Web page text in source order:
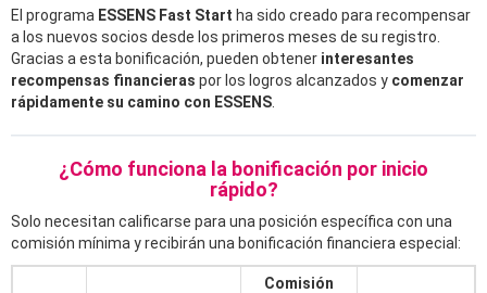
El programa ESSENS Fast Start ha sido creado para recompensar
a los nuevos socios desde los primeros meses de su registro.
Gracias a esta bonificación, pueden obtener interesantes
recompensas financieras por los logros alcanzados y comenzar
rápidamente su camino con ESSENS.
¿Cómo funciona la bonificación por inicio
rápido?
Solo necesitan calificarse para una posición específica con una
comisión mínima y recibirán una bonificación financiera especial:
Comisión